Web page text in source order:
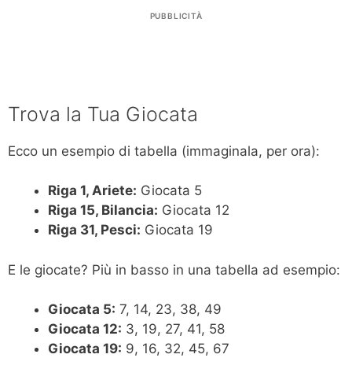
PUBBLICITÀ
Trova la Tua Giocata
Ecco un esempio di tabella (immaginala, per ora):
Riga 1, Ariete: Giocata 5
Riga 15, Bilancia: Giocata 12
Riga 31, Pesci: Giocata 19
E le giocate? Più in basso in una tabella ad esempio:
Giocata 5: 7, 14, 23, 38, 49
Giocata 12: 3, 19, 27, 41, 58
Giocata 19: 9, 16, 32, 45, 67